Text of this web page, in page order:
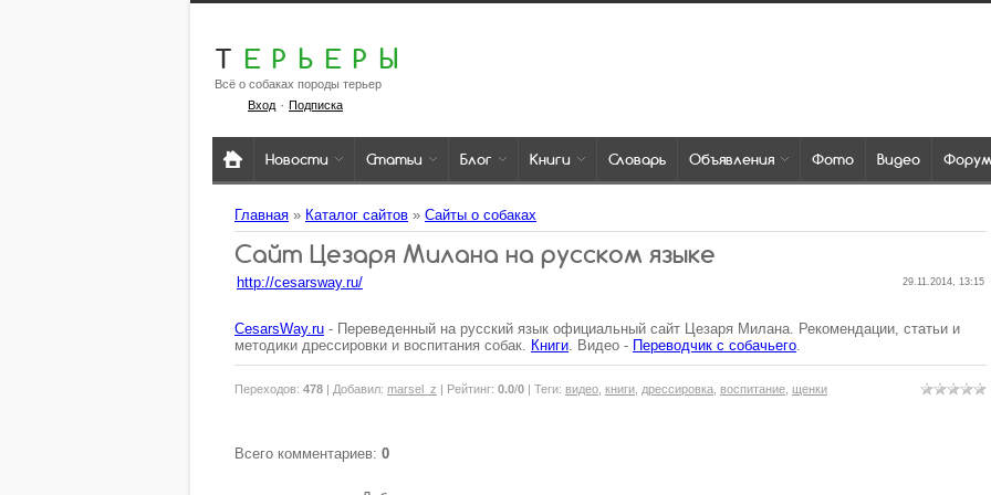
Т ЕРЬЕРЫ
Всё о собаках породы терьер
Вход· Подписка
Новости Статьи Блог Книги Словарь Объявления Фото Видео Форум
Главная » Каталог сайтов » Сайты о собаках
Сайт Цезаря Милана на русском языке
http://cesarsway.ru/ 29.11.2014, 13:15
CesarsWay.ru - Переведенный на русский язык официальный сайт Цезаря Милана. Рекомендации, статьи и
методики дрессировки и воспитания собак. Книги. Видео - Переводчик с собачьего.
Переходов: 478 | Добавил: marsel_z | Рейтинг: 0.0/0 | Теги: видео книги дрессировка воспитание щенки
Всего комментариев: 0